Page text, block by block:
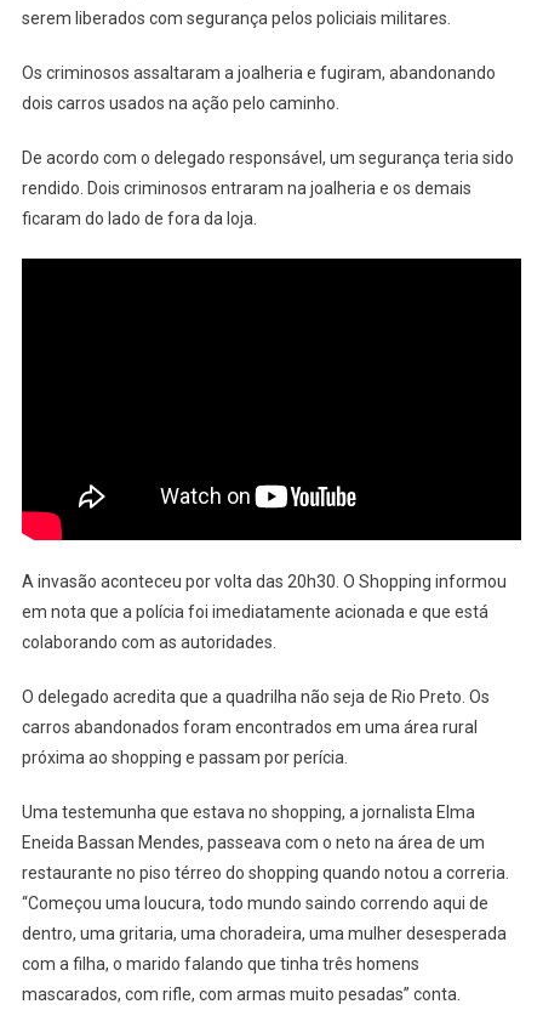
serem liberados com segurança pelos policiais militares.
Os criminosos assaltaram a joalheria e fugiram, abandonando
dois carros usados na ação pelo caminho.
De acordo com o delegado responsável, um segurança teria sido
rendido. Dois criminosos entraram na joalheria e os demais
ficaram do lado de fora da loja.
A invasão aconteceu por volta das 20h30. O Shopping informou
em nota que a polícia foi imediatamente acionada e que está
colaborando com as autoridades.
O delegado acredita que a quadrilha não seja de Rio Preto. Os
carros abandonados foram encontrados em uma área rural
próxima ao shopping e passam por perícia.
Uma testemunha que estava no shopping, a jornalista Elma
Eneida Bassan Mendes, passeava com o neto na área de um
restaurante no piso térreo do shopping quando notou a correria.
“Começou uma loucura, todo mundo saindo correndo aqui de
dentro, uma gritaria, uma choradeira, uma mulher desesperada
com a filha, o marido falando que tinha três homens
mascarados, com rifle, com armas muito pesadas” conta.